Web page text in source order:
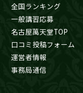
全国ランキング
一般講習応募
名古屋萬天堂TOP
口コミ投稿フォーム
運営者情報
事務局通信